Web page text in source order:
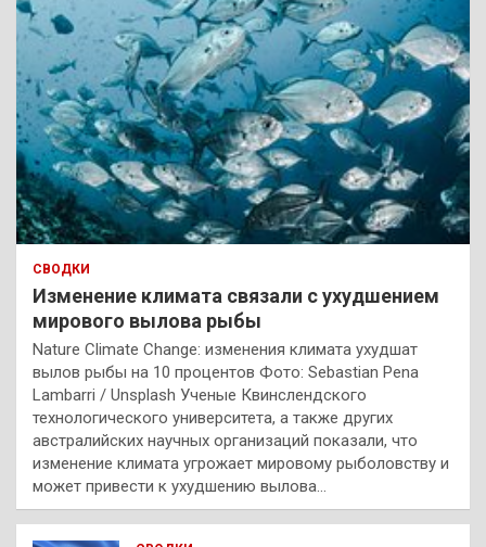
СВОДКИ
Изменение климата связали с ухудшением
мирового вылова рыбы
Nature Climate Change: изменения климата ухудшат
вылов рыбы на 10 процентов Фото: Sebastian Pena
Lambarri / Unsplash Ученые Квинслендского
технологического университета, а также других
австралийских научных организаций показали, что
изменение климата угрожает мировому рыболовству и
может привести к ухудшению вылова…